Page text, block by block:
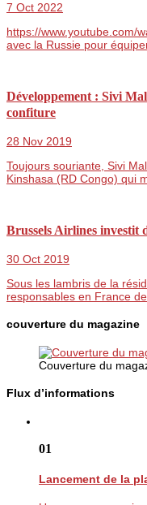
7 Oct 2022
https://www.youtube.com/
avec la Russie pour
Développement : Sivi
confiture
28 Nov 2019
Toujours souriante, Sivi
Kinshasa (RD Congo) qui
Brussels Airlines investit
30 Oct 2019
Sous les lambris de la
responsables en France
couverture du magazine
Couverture du
Flux d’informations
01
Lancement de la